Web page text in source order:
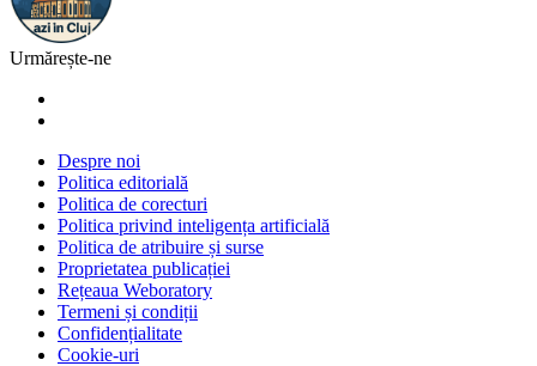
Urmărește-ne
Despre noi
Politica editorială
Politica de corecturi
Politica privind inteligența artificială
Politica de atribuire și surse
Proprietatea publicației
Rețeaua Weboratory
Termeni și condiții
Confidențialitate
Cookie-uri